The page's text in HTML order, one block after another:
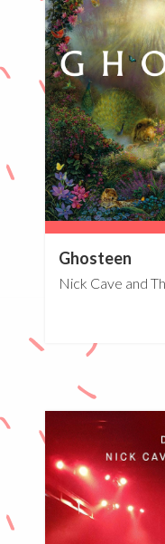
Ghosteen
Nick Cave and